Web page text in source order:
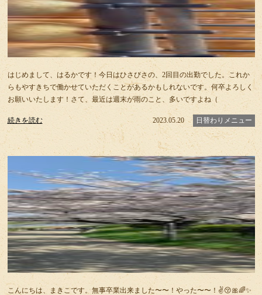
はじめまして、はるかです！今日はひさびさの、2回目の出勤でした。これか
らもやすきちで働かせていただくことがあるかもしれないです。何卒よろしく
お願いいたします！さて、最近は週末が雨のこと、多いですよね（
続きを読む 2023.05.20 日替わりメニュー
こんにちは、まきこです。無事卒業出来ました〜〜！やった〜〜！✌️😚🎀🌈✨